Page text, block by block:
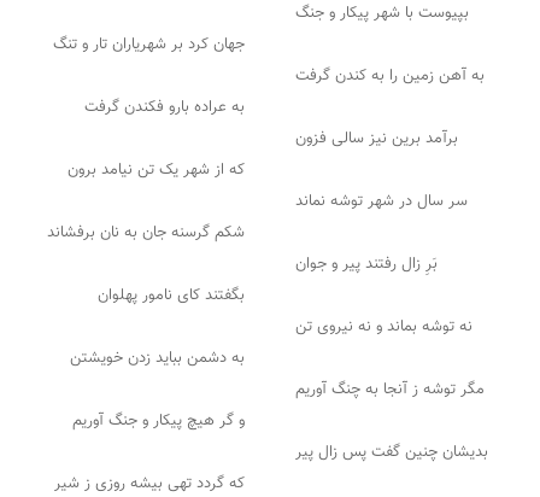
بپیوست با شهر پیکار و جنگ
جهان کرد بر شهریاران تار و تنگ
به آهن زمین را به کندن گرفت
به عراده بارو فکندن گرفت
برآمد برین نیز سالی فزون
که از شهر یک تن نیامد برون
سر سال در شهر توشه نماند
شکم گرسنه جان به نان برفشاند
بَرِ زال رفتند پیر و جوان
بگفتند کای نامور پهلوان
نه توشه بماند و نه نیروی تن
به دشمن بباید زدن خویشتن
مگر توشه ز آنجا به چنگ آوریم
و گر هیچ پیکار و جنگ آوریم
بدیشان چنین گفت پس زال پیر
که گردد تهی بیشه روزی ز شیر